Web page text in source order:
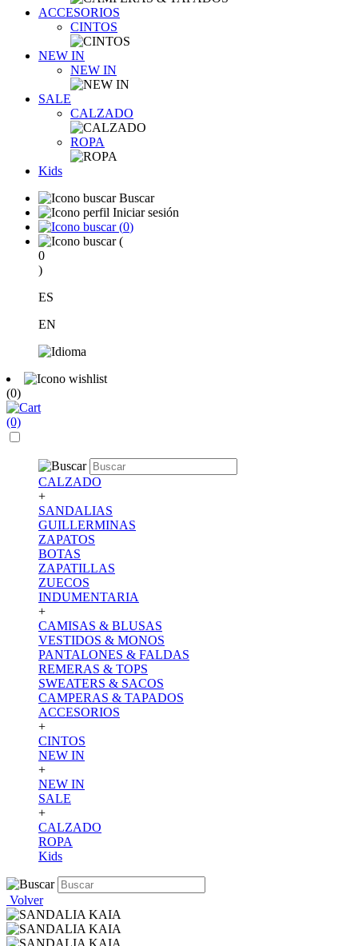
ACCESORIOS
CINTOS
NEW IN
NEW IN
SALE
CALZADO
ROPA
Kids
Buscar
Iniciar sesión
(0)
(
0
)
ES
EN
(0)
(0)
CALZADO
+
SANDALIAS
GUILLERMINAS
ZAPATOS
BOTAS
ZAPATILLAS
ZUECOS
INDUMENTARIA
+
CAMISAS & BLUSAS
VESTIDOS & MONOS
PANTALONES & FALDAS
REMERAS & TOPS
SWEATERS & SACOS
CAMPERAS & TAPADOS
ACCESORIOS
+
CINTOS
NEW IN
+
NEW IN
SALE
+
CALZADO
ROPA
Kids
Volver